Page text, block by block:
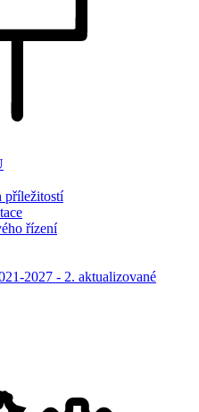
příležitostí
řízení
2027 - 2. aktualizované